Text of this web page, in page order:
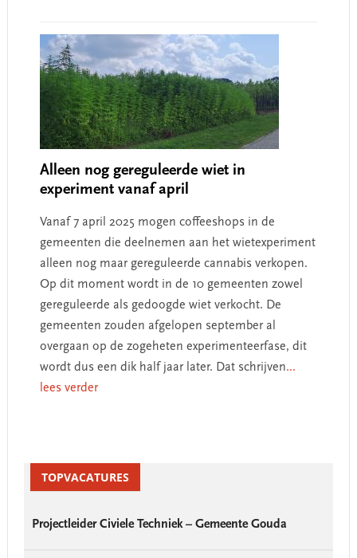
Alleen nog gereguleerde wiet in
experiment vanaf april
Vanaf 7 april 2025 mogen coffeeshops in de
gemeenten die deelnemen aan het wietexperiment
alleen nog maar gereguleerde cannabis verkopen.
Op dit moment wordt in de 10 gemeenten zowel
gereguleerde als gedoogde wiet verkocht. De
gemeenten zouden afgelopen september al
overgaan op de zogeheten experimenteerfase, dit
wordt dus een dik half jaar later. Dat schrijven...
lees verder
SidebarTOPVACATURES
Projectleider Civiele Techniek – Gemeente Gouda